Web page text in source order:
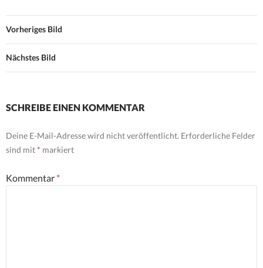
Vorheriges Bild
Nächstes Bild
SCHREIBE EINEN KOMMENTAR
Deine E-Mail-Adresse wird nicht veröffentlicht. Erforderliche Felder
sind mit* markiert
Kommentar *